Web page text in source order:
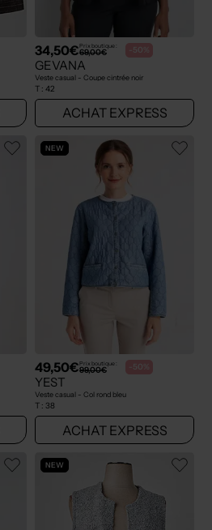
34,50€Prix boutique :
69,00€ -50%
GEVANA
Veste casual - Coupe cintrée noir
T : 42
ACHAT EXPRESS
NEW
49,50€Prix boutique :
99,00€ -50%
YEST
Veste casual - Col rond bleu
T : 38
ACHAT EXPRESS
NEW